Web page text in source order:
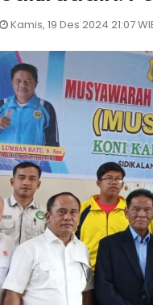
Kamis, 19 Des 2024 21:07